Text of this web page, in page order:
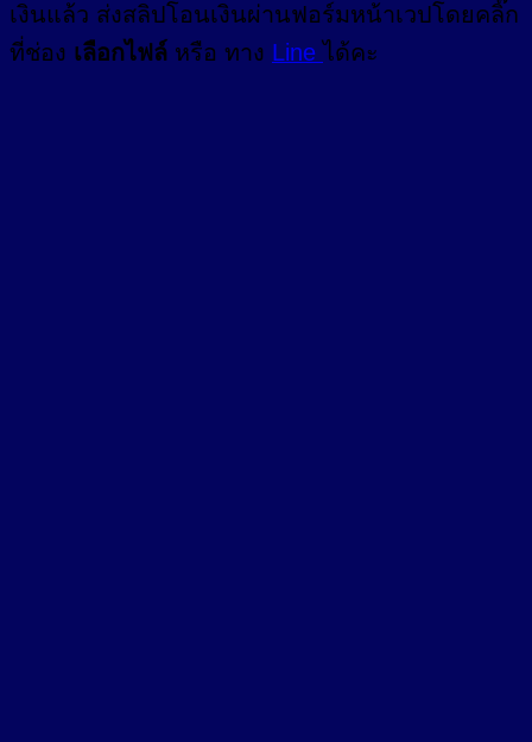
เงินแล้ว ส่งสลิปโอนเงินผ่านฟอร์มหน้าเวปโดยคลิ๊ก
ที่ช่อง เลือกไฟล์ หรือ ทาง Lineได้คะ